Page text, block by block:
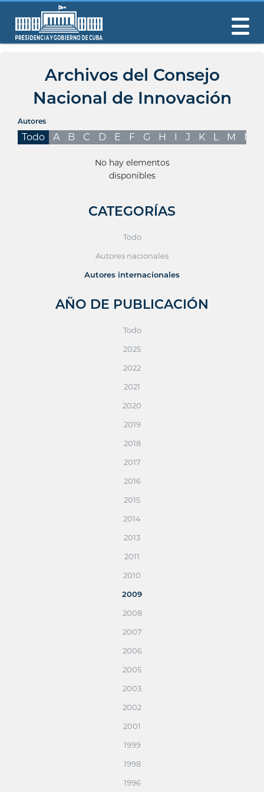
Archivos del Consejo
Nacional de Innovación
Autores
Todo A B C D E F G H I J K L M N
No hay elementos
disponibles
CATEGORÍAS
Todo
Autores nacionales
Autores internacionales
AÑO DE PUBLICACIÓN
Todo
2025
2022
2021
2020
2019
2018
2017
2016
2015
2014
2013
2011
2010
2009
2008
2007
2006
2005
2003
2002
2001
1999
1998
1996